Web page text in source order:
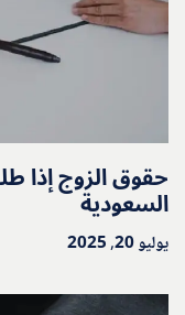
حقوق الزوج إذا
السعودية
يوليو 20, 2025